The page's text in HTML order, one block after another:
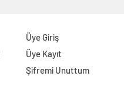
Üye Giriş
Üye Kayıt
Şifremi Unuttum